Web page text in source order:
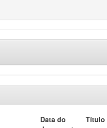
Data do
Título